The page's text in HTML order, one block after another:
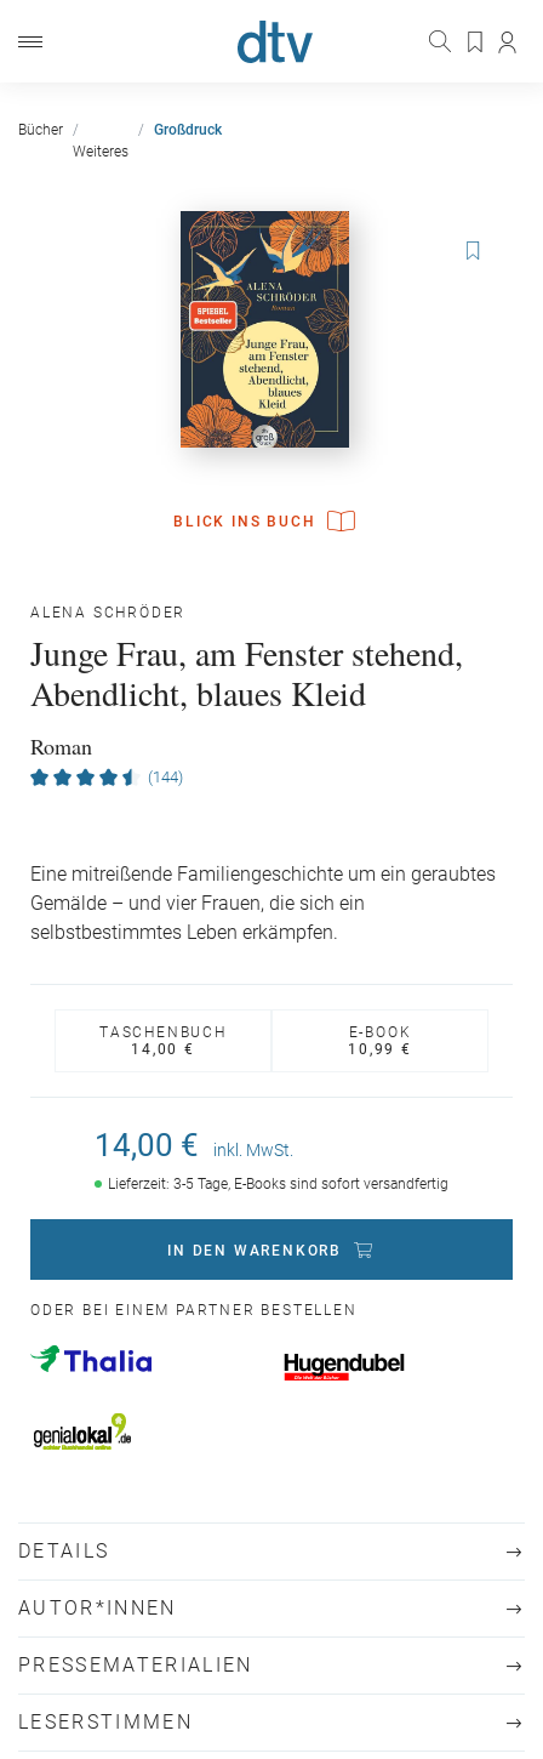
Bücher
Weiteres
Großdruck
BLICK INS BUCH
ALENA SCHRÖDER
Junge Frau, am Fenster stehend,
Abendlicht, blaues Kleid
Roman
(144)
Eine mitreißende Familiengeschichte um ein geraubtes
Gemälde – und vier Frauen, die sich ein
selbstbestimmtes Leben erkämpfen.
TASCHENBUCH
14,00 €
E-BOOK
10,99 €
14,00 € inkl. MwSt.
Lieferzeit: 3-5 Tage, E-Books sind sofort versandfertig
IN DEN WARENKORB
ODER BEI EINEM PARTNER BESTELLEN
DETAILS
AUTOR*INNEN
PRESSEMATERIALIEN
LESERSTIMMEN